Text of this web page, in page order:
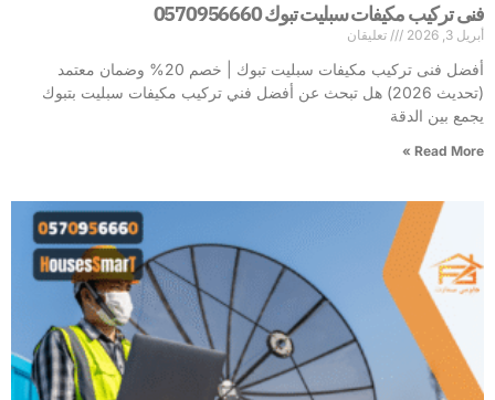
فنى تركيب مكيفات سبليت تبوك 0570956660
أبريل 3, 2026 تعليقان
أفضل فنى تركيب مكيفات سبليت تبوك | خصم 20% وضمان معتمد
(تحديث 2026) هل تبحث عن أفضل فني تركيب مكيفات سبليت بتبوك
يجمع بين الدقة
Read More »